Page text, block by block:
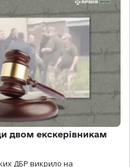
двом екскерівникам
ДБР викрило на